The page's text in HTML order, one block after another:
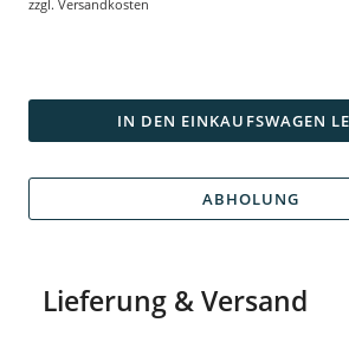
zzgl. Versandkosten
IN DEN EINKAUFSWAGEN
ABHOLUNG
Lieferung & Versand